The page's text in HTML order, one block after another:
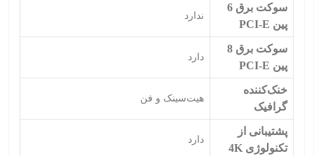
سوکت برق 6
پین PCI-E
ندارد
سوکت برق 8
پین PCI-E
دارد
خنک‌کننده
گرافیک
هیت‌سینک و فن
پشتیبانی از
تکنولوژی 4K
دارد